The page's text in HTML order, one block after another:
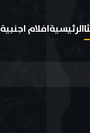
الرئيسيةافلام اجنبية